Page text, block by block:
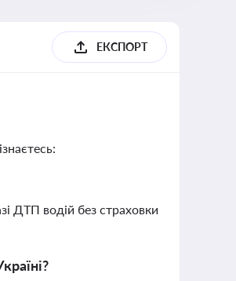
ЕКСПОРТ
ДТП водій без страховки